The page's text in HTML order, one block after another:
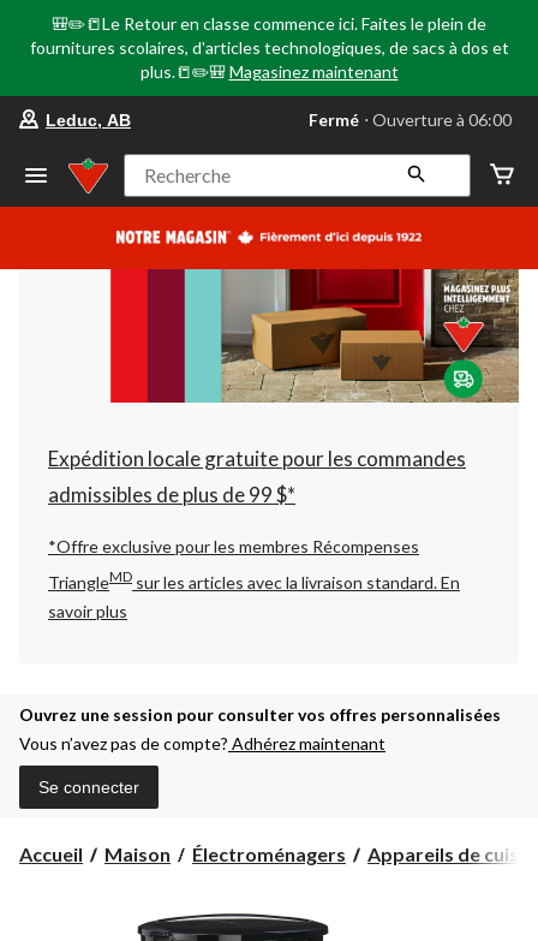
🎒✏️📒Le Retour en classe commence ici. Faites le plein de
fournitures scolaires, d'articles technologiques, de sacs à dos et
plus.📒✏️🎒 Magasinez maintenant
votre
préféré
Leduc,
AB,
courament
Ouverture
à
06:00
cliquer
pour
changer
Leduc, AB Fermé ⋅ Ouverture à 06:00
Recherche
Expédition locale gratuite pour les commandes
admissibles de plus de 99 $*
*Offre exclusive pour les membres Récompenses
TriangleMD sur les articles avec la livraison standard.En
savoir plus
Ouvrez une session pour consulter vos offres personnalisées
Vous n’avez pas de compte? Adhérez maintenant
Se connecter
Accueil Maison Électroménagers Appareils de